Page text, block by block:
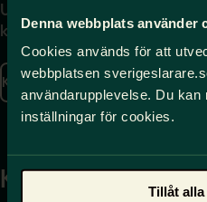
Denna webbplats använder
Cookies används för att
webbplatsen
användarupplevelse. Du kan
inställningar för cookies.
Tillåt
Uppgifter om hur du
kontaktar oss finns här.
Kontakta oss
Kansli